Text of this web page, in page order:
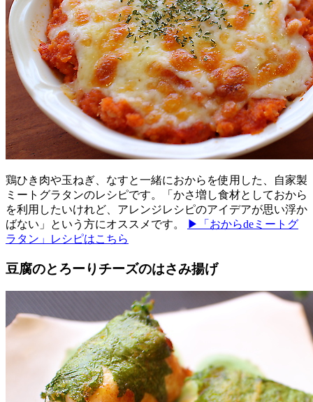
鶏ひき肉や玉ねぎ、なすと一緒におからを使用した、自家製
ミートグラタンのレシピです。「かさ増し食材としておから
を利用したいけれど、アレンジレシピのアイデアが思い浮か
ばない」という方にオススメです。
▶「おからdeミートグ
ラタン」レシピはこちら
豆腐のとろーりチーズのはさみ揚げ